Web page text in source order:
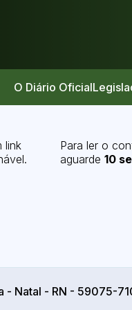
O Diário Oficial
link
Para ler o
aguarde 10
- Natal - RN - 59075-